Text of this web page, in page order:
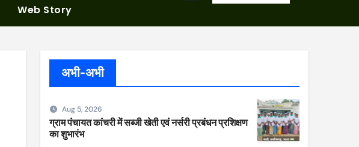
Web Story
अभी-अभी
Aug 5, 2026
ग्राम पंचायत कांचरी में सब्जी खेती एवं नर्सरी प्रबंधन प्रशिक्षण
का शुभारंभ